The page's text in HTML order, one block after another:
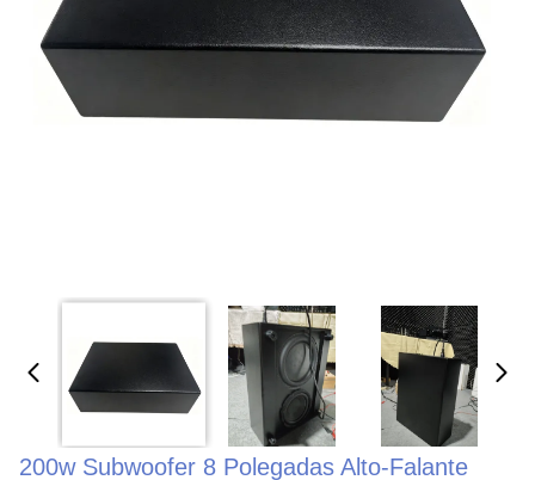
200w Subwoofer 8 Polegadas Alto-Falante